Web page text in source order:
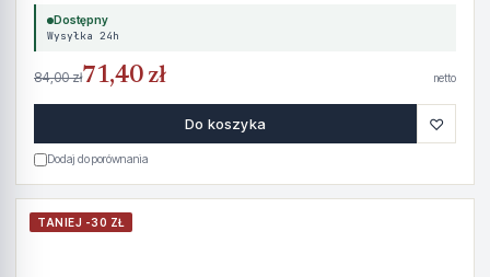
Dostępny
Wysyłka 24h
84,00 zł71,40 zł netto
Do koszyka ♡
Dodaj do porównania
TANIEJ -30 ZŁ